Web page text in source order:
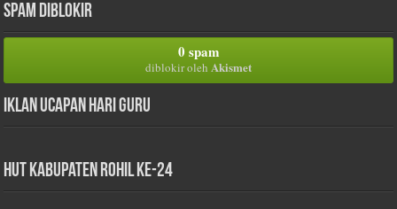
Spam Diblokir
0 spam
diblokir oleh Akismet
Iklan Ucapan Hari Guru
HUT Kabupaten Rohil Ke-24